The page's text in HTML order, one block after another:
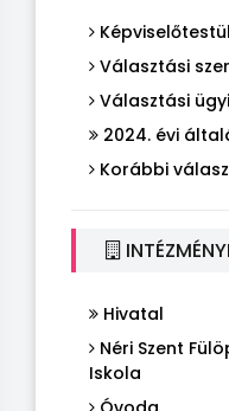
Választási
Választási
2024. évi
Korábbi
Hivatal
Néri Szent
Iskola